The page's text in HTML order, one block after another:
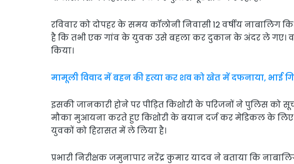
रविवार को दोपहर के समय कॉलोनी निवासी 12 वर्षीय नाबालिग
है कि तभी एक गांव के युवक उसे बहला कर दुकान के अंदर ले गए।
किया।
मामूली विवाद में बहन की हत्या कर शव को खेत में दफनाया, भाई
इसकी जानकारी होने पर पीड़ित किशोरी के परिजनों ने पुलिस को
मौका मुआयना करते हुए किशोरी के बयान दर्ज कर मेडिकल के लिए
युवकों को हिरासत में ले लिया है।
प्रभारी निरीक्षक जमुनापार नरेंद्र कुमार यादव ने बताया कि